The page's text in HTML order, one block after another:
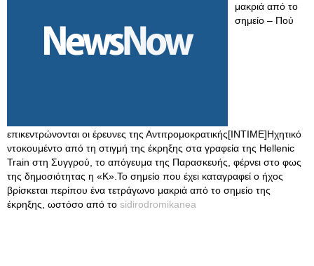
μακριά από το
σημείο – Πού
επικεντρώνονται οι έρευνες της Αντιτρομοκρατικής[ΙΝΤΙΜΕ]Ηχητικό
ντοκουμέντο από τη στιγμή της έκρηξης στα γραφεία της Hellenic
Train στη Συγγρού, το απόγευμα της Παρασκευής, φέρνει στο φως
της δημοσιότητας η «Κ».Το σημείο που έχει καταγραφεί ο ήχος
βρίσκεται περίπου ένα τετράγωνο μακριά από το σημείο της
έκρηξης, ωστόσο από το sidirodromikanea